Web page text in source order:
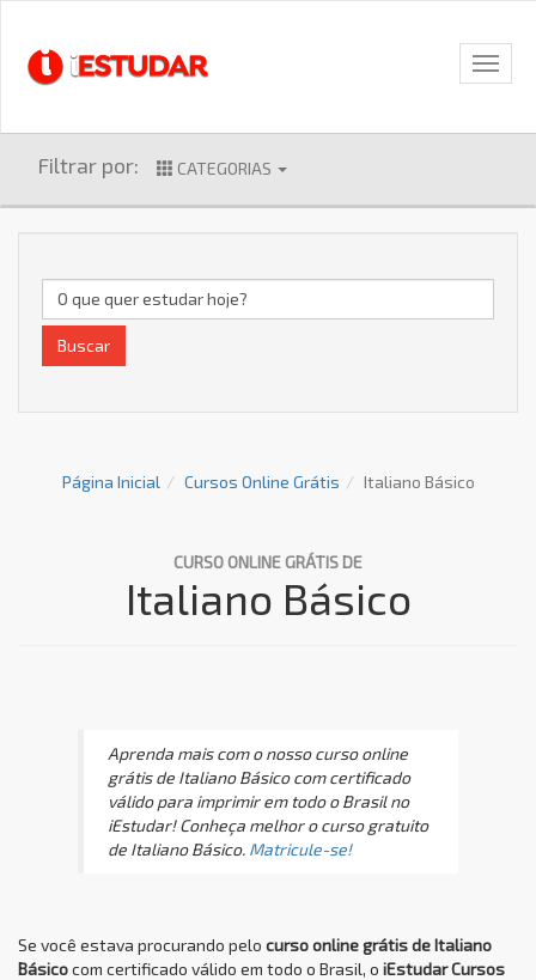
Filtrar por: CATEGORIAS
Buscar
Página Inicial Cursos Online Grátis Italiano Básico
CURSO ONLINE GRÁTIS DE
Italiano Básico
Aprenda mais com o nosso curso online
grátis de Italiano Básico com certificado
válido para imprimir em todo o Brasil no
iEstudar! Conheça melhor o curso gratuito
de Italiano Básico. Matricule-se!
Se você estava procurando pelo curso online grátis de Italiano
Básicocom certificado válido em todo o Brasil, o iEstudar Cursos